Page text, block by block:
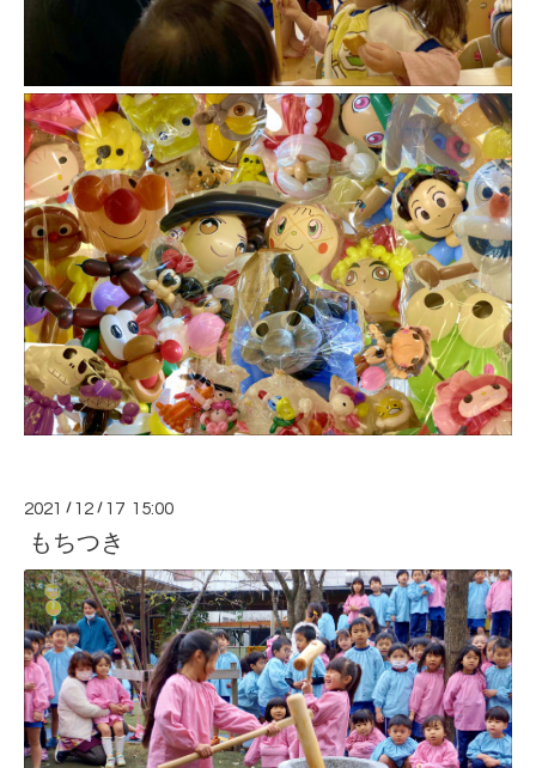
2021 / 12 / 17 15:00
もちつき